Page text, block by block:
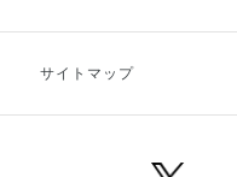
キャンセル・返品・交換
サイトマップ